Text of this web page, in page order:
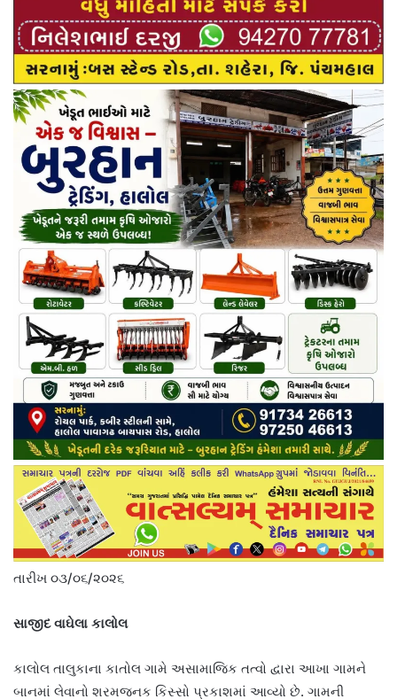
તારીખ ૦૩/૦૬/૨૦૨૬
સાજીદ વાઘેલા કાલોલ
કાલોલ તાલુકાના કાતોલ ગામે અસામાજિક તત્વો દ્વારા આખા ગામને
બાનમાં લેવાનો શરમજનક કિસ્સો પ્રકાશમાં આવ્યો છે. ગામની